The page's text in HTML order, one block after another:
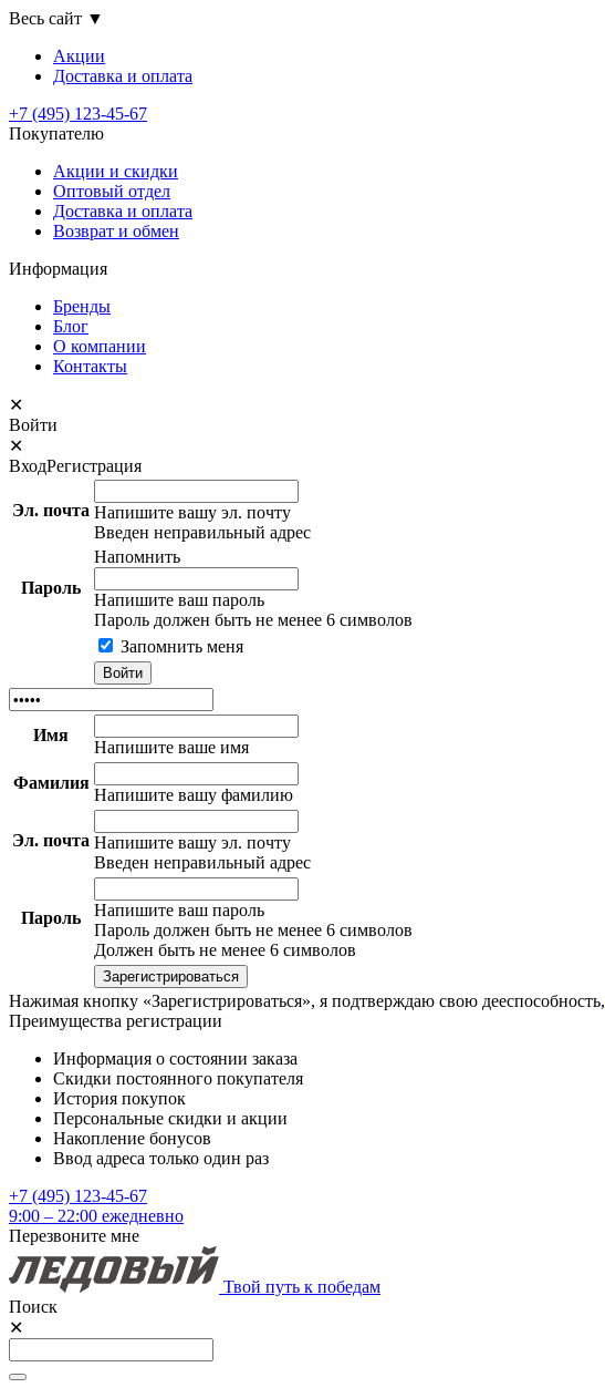
Весь сайт ▼
Акции
Доставка и оплата
+7 (495) 123-45-67
Покупателю
Акции и скидки
Оптовый отдел
Доставка и оплата
Возврат и обмен
Информация
Бренды
Блог
О компании
Контакты
✕
Войти
✕
ВходРегистрация
Эл. почта Напишите вашу эл. почту
Введен неправильный адрес
Пароль
Напомнить
Напишите ваш пароль
Пароль должен быть не менее 6 символов
Запомнить меня
Имя
Напишите ваше имя
Фамилия
Напишите вашу фамилию
Эл. почта Напишите вашу эл. почту
Введен неправильный адрес
Пароль
Напишите ваш пароль
Пароль должен быть не менее 6 символов
Должен быть не менее 6 символов
Нажимая кнопку «Зарегистрироваться», я подтверждаю свою дееспособность,
Преимущества регистрации
Информация о состоянии заказа
Скидки постоянного покупателя
История покупок
Персональные скидки и акции
Накопление бонусов
Ввод адреса только один раз
+7 (495) 123-45-67
9:00 – 22:00 ежедневно
Перезвоните мне
Твой путь к победам
Поиск
✕